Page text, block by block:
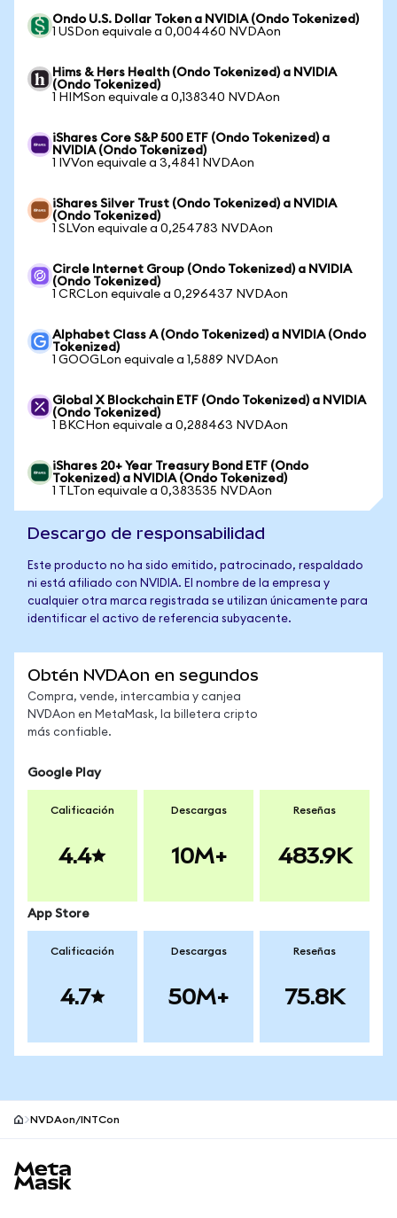
Ondo U.S. Dollar Token a NVIDIA (Ondo Tokenized)
1 USDon equivale a 0,004460 NVDAon
Hims & Hers Health (Ondo Tokenized) a NVIDIA
(Ondo Tokenized)
1 HIMSon equivale a 0,138340 NVDAon
iShares Core S&P 500 ETF (Ondo Tokenized) a
NVIDIA (Ondo Tokenized)
1 IVVon equivale a 3,4841 NVDAon
iShares Silver Trust (Ondo Tokenized) a NVIDIA
(Ondo Tokenized)
1 SLVon equivale a 0,254783 NVDAon
Circle Internet Group (Ondo Tokenized) a NVIDIA
(Ondo Tokenized)
1 CRCLon equivale a 0,296437 NVDAon
Alphabet Class A (Ondo Tokenized) a NVIDIA (Ondo
Tokenized)
1 GOOGLon equivale a 1,5889 NVDAon
Global X Blockchain ETF (Ondo Tokenized) a NVIDIA
(Ondo Tokenized)
1 BKCHon equivale a 0,288463 NVDAon
iShares 20+ Year Treasury Bond ETF (Ondo
Tokenized) a NVIDIA (Ondo Tokenized)
1 TLTon equivale a 0,383535 NVDAon
Descargo de responsabilidad
Este producto no ha sido emitido, patrocinado, respaldado
ni está afiliado con NVIDIA. El nombre de la empresa y
cualquier otra marca registrada se utilizan únicamente para
identificar el activo de referencia subyacente.
Obtén NVDAon en segundos
Compra, vende, intercambia y canjea
NVDAon en MetaMask, la billetera cripto
más confiable.
Google Play
Calificación
4.4
Descargas
10M+
Reseñas
483.9K
App Store
Calificación
4.7
Descargas
50M+
Reseñas
75.8K
NVDAon/INTCon